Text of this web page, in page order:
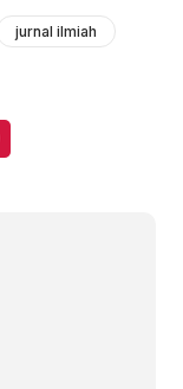
jurnal ilmiah